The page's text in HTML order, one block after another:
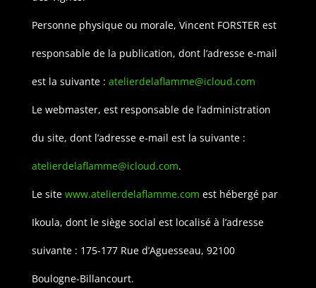
Personne physique ou morale, Vincent FORSTER est
responsable de la publication, dont l’adresse e-mail
est la suivante : atelierdelaflamme@icloud.com
Le webmaster, est responsable de l’administration
du site, dont l’adresse e-mail est la suivante :
atelierdelaflamme@icloud.com.
Le site www.atelierdelaflamme.com est hébergé par
Ikoula, dont le siège social est localisé à l’adresse
suivante : 175-177 Rue d’Aguesseau, 92100
Boulogne-Billancourt.